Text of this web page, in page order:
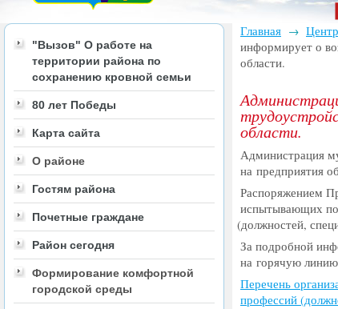
"Вызов" О работе на
территории района по
сохранению кровной семьи
80 лет Победы
Карта сайта
О районе
Гостям района
Почетные граждане
Район сегодня
Формирование комфортной
городской среды
Главная →
информирует о
области.
области.
Администрация
на предприятия
Распоряжением
испытывающих
(должностей,
За подробной
на горячую
Перечень
профессий (